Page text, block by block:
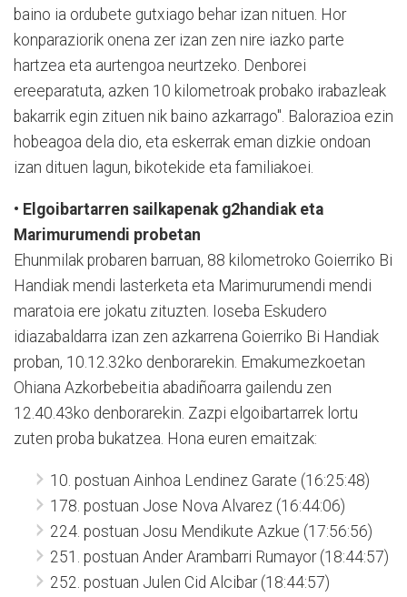
baino ia ordubete gutxiago behar izan nituen. Hor
konparaziorik onena zer izan zen nire iazko parte
hartzea eta aurtengoa neurtzeko. Denborei
ereeparatuta, azken 10 kilometroak probako irabazleak
bakarrik egin zituen nik baino azkarrago". Balorazioa ezin
hobeagoa dela dio, eta eskerrak eman dizkie ondoan
izan dituen lagun, bikotekide eta familiakoei.
• Elgoibartarren sailkapenak g2handiak eta
Marimurumendi probetan
Ehunmilak probaren barruan, 88 kilometroko Goierriko Bi
Handiak mendi lasterketa eta Marimurumendi mendi
maratoia ere jokatu zituzten. Ioseba Eskudero
idiazabaldarra izan zen azkarrena Goierriko Bi Handiak
proban, 10.12.32ko denborarekin. Emakumezkoetan
Ohiana Azkorbebeitia abadiñoarra gailendu zen
12.40.43ko denborarekin. Zazpi elgoibartarrek lortu
zuten proba bukatzea. Hona euren emaitzak:
10. postuan Ainhoa Lendinez Garate (16:25:48)
178. postuan Jose Nova Alvarez (16:44:06)
224. postuan Josu Mendikute Azkue (17:56:56)
251. postuan Ander Arambarri Rumayor (18:44:57)
252. postuan Julen Cid Alcibar (18:44:57)